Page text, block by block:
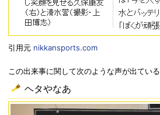
引用元 nikkansports.com
この出来事に関して次のような声が出ている
ヘタやなあ